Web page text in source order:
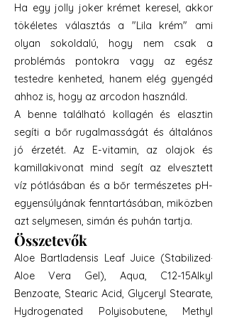
Ha egy jolly joker krémet keresel, akkor
tökéletes választás a "Lila krém" ami
olyan sokoldalú, hogy nem csak a
problémás pontokra vagy az egész
testedre kenheted, hanem elég gyengéd
ahhoz is, hogy az arcodon használd.
A benne található kollagén és elasztin
segíti a bőr rugalmasságát és általános
jó érzetét. Az E-vitamin, az olajok és
kamillakivonat mind segít az elvesztett
víz pótlásában és a bőr természetes pH-
egyensúlyának fenntartásában, miközben
azt selymesen, simán és puhán tartja.
Összetevők
Aloe Bartladensis Leaf Juice (Stabilized·
Aloe Vera Gel), Aqua, C12-15Alkyl
Benzoate, Stearic Acid, Glyceryl Stearate,
Hydrogenated Polyisobutene, Methyl